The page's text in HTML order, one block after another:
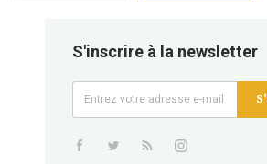
S'inscrire à la newsletter